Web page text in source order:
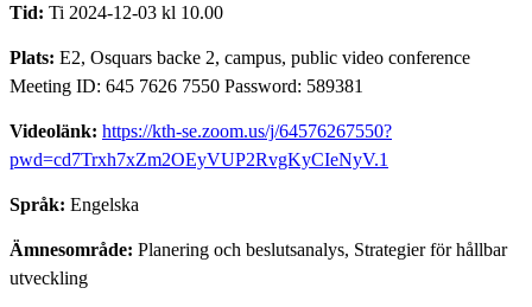
Tid: Ti 2024-12-03 kl 10.00
Plats: E2, Osquars backe 2, campus, public video conference
Meeting ID: 645 7626 7550 Password: 589381
Videolänk: https://kth-se.zoom.us/j/64576267550?
pwd=cd7Trxh7xZm2OEyVUP2RvgKyCIeNyV.1
Språk: Engelska
Ämnesområde: Planering och beslutsanalys, Strategier för hållbar
utveckling